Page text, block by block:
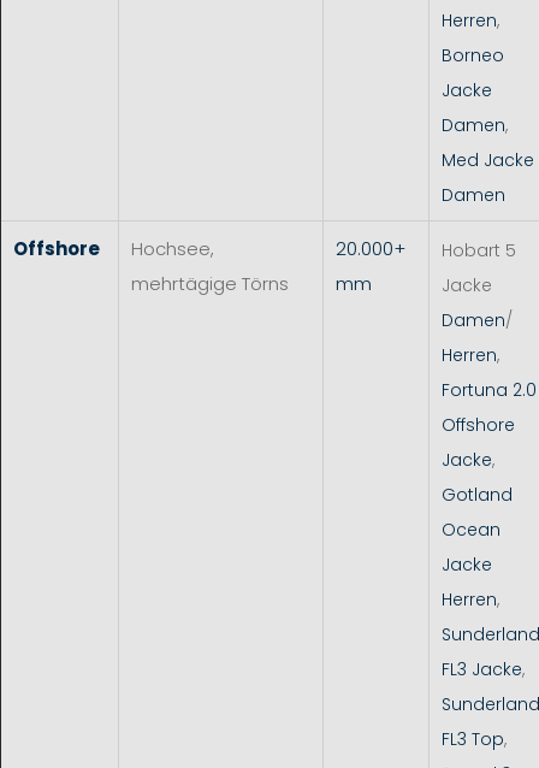
Herren,
Borneo
Jacke
Damen,
Med Jacke
Damen
Offshore
Hochsee,
mehrtägige Törns
20.000+
mm
Hobart 5
Jacke
Damen/
Herren,
Fortuna 2.0
Offshore
Jacke,
Gotland
Ocean
Jacke
Herren,
Sunderland
FL3 Jacke,
Sunderland
FL3 Top,